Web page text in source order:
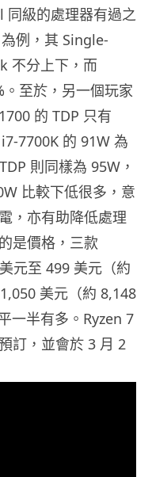
同級的處理器有過之
例，其 Single-
不分上下，而
至於，另一個玩家
的 TDP 只有
7700K 的 91W 為
則同樣為 95W，
比較下低很多，意
，亦有助降低處理
是價格，三款
元至 499 美元（約
美元（約 8,148
一半有多。Ryzen 7
訂，並會於 3 月 2